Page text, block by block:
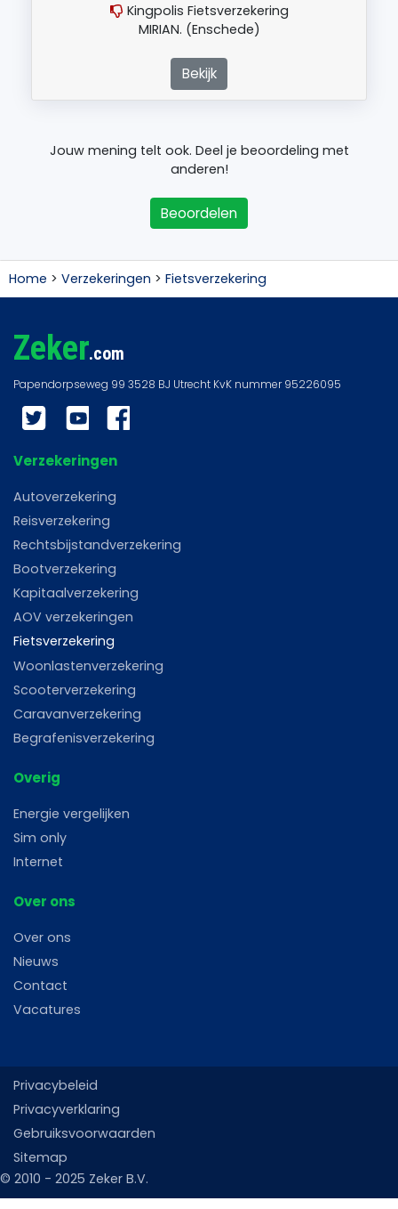
Kingpolis Fietsverzekering
MIRIAN. (Enschede)
Bekijk
Jouw mening telt ook. Deel je beoordeling met
anderen!
Beoordelen
Home > Verzekeringen > Fietsverzekering
Zeker.com
Twitter YouTubeFacebook
Verzekeringen
Autoverzekering
Reisverzekering
Rechtsbijstandverzekering
Bootverzekering
Kapitaalverzekering
AOV verzekeringen
Fietsverzekering
Woonlastenverzekering
Scooterverzekering
Caravanverzekering
Begrafenisverzekering
Overig
Energie vergelijken
Sim only
Internet
Over ons
Over ons
Nieuws
Contact
Vacatures
Privacybeleid
Privacyverklaring
Gebruiksvoorwaarden
Sitemap